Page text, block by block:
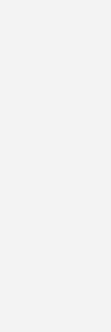
heimische Produkte
in Europa
aufgestellt. An mehr als
und die
stehe der Sektor für
betont der Verband.
starken Netzwerk
im Rahmen des EU-Net-
anerkannt wurden.
bleiben? Dann
von
in Europa gefertigten
Arbeitsplätze
Deshalb sind die
liefern Bürger:innen,
bezahlbare, resiliente